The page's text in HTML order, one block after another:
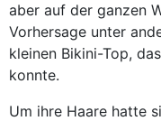
aber auf der ganzen
Vorhersage unter
kleinen Bikini-Top,
konnte.
Um ihre Haare hatte